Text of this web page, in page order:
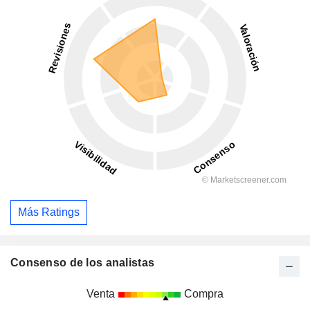
Más Ratings
Consenso de los analistas
Venta Compra